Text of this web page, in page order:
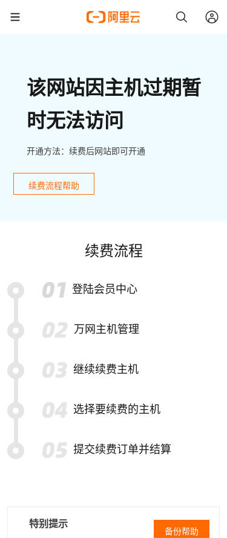
该网站因主机过期暂
时无法访问
开通方法：续费后网站即可开通
续费流程帮助
续费流程
登陆会员中心
万网主机管理
继续续费主机
选择要续费的主机
提交续费订单并结算
特别提示
备份帮助